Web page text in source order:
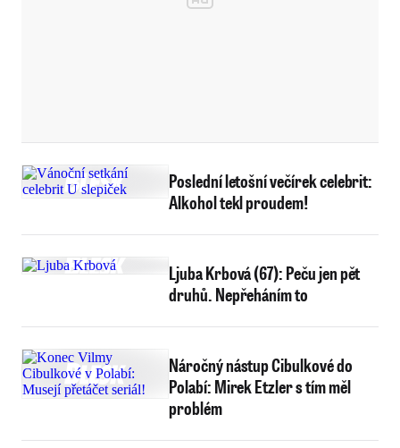
Poslední letošní večírek celebrit:
Alkohol tekl proudem!
Ljuba Krbová (67): Peču jen pět
druhů. Nepřeháním to
Náročný nástup Cibulkové do
Polabí: Mirek Etzler s tím měl
problém